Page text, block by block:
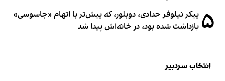
۵ پیکر نیلوفر حدادی، دوبلور، که پیش‌تر با اتهام «جاسوسی»
بازداشت شده بود، در خانه‌اش پیدا شد
انتخاب سردبیر